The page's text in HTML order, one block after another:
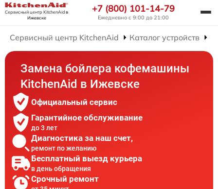
Сервисный центр KitchenAidв
Ижевске
+7 (800) 101-14-79
Ежедневно с 9:00 до 21:00
Сервисный центр KitchenAid Каталог устройств
Замена бойлера кофемашины
KitchenAid в Ижевске
Официальный сервис
Гарантийное обслуживание
до 3 лет
Диагностика за наш счет,
ремонт по желанию
Бесплатный выезд курьера
в день обращения
Срочный ремонт